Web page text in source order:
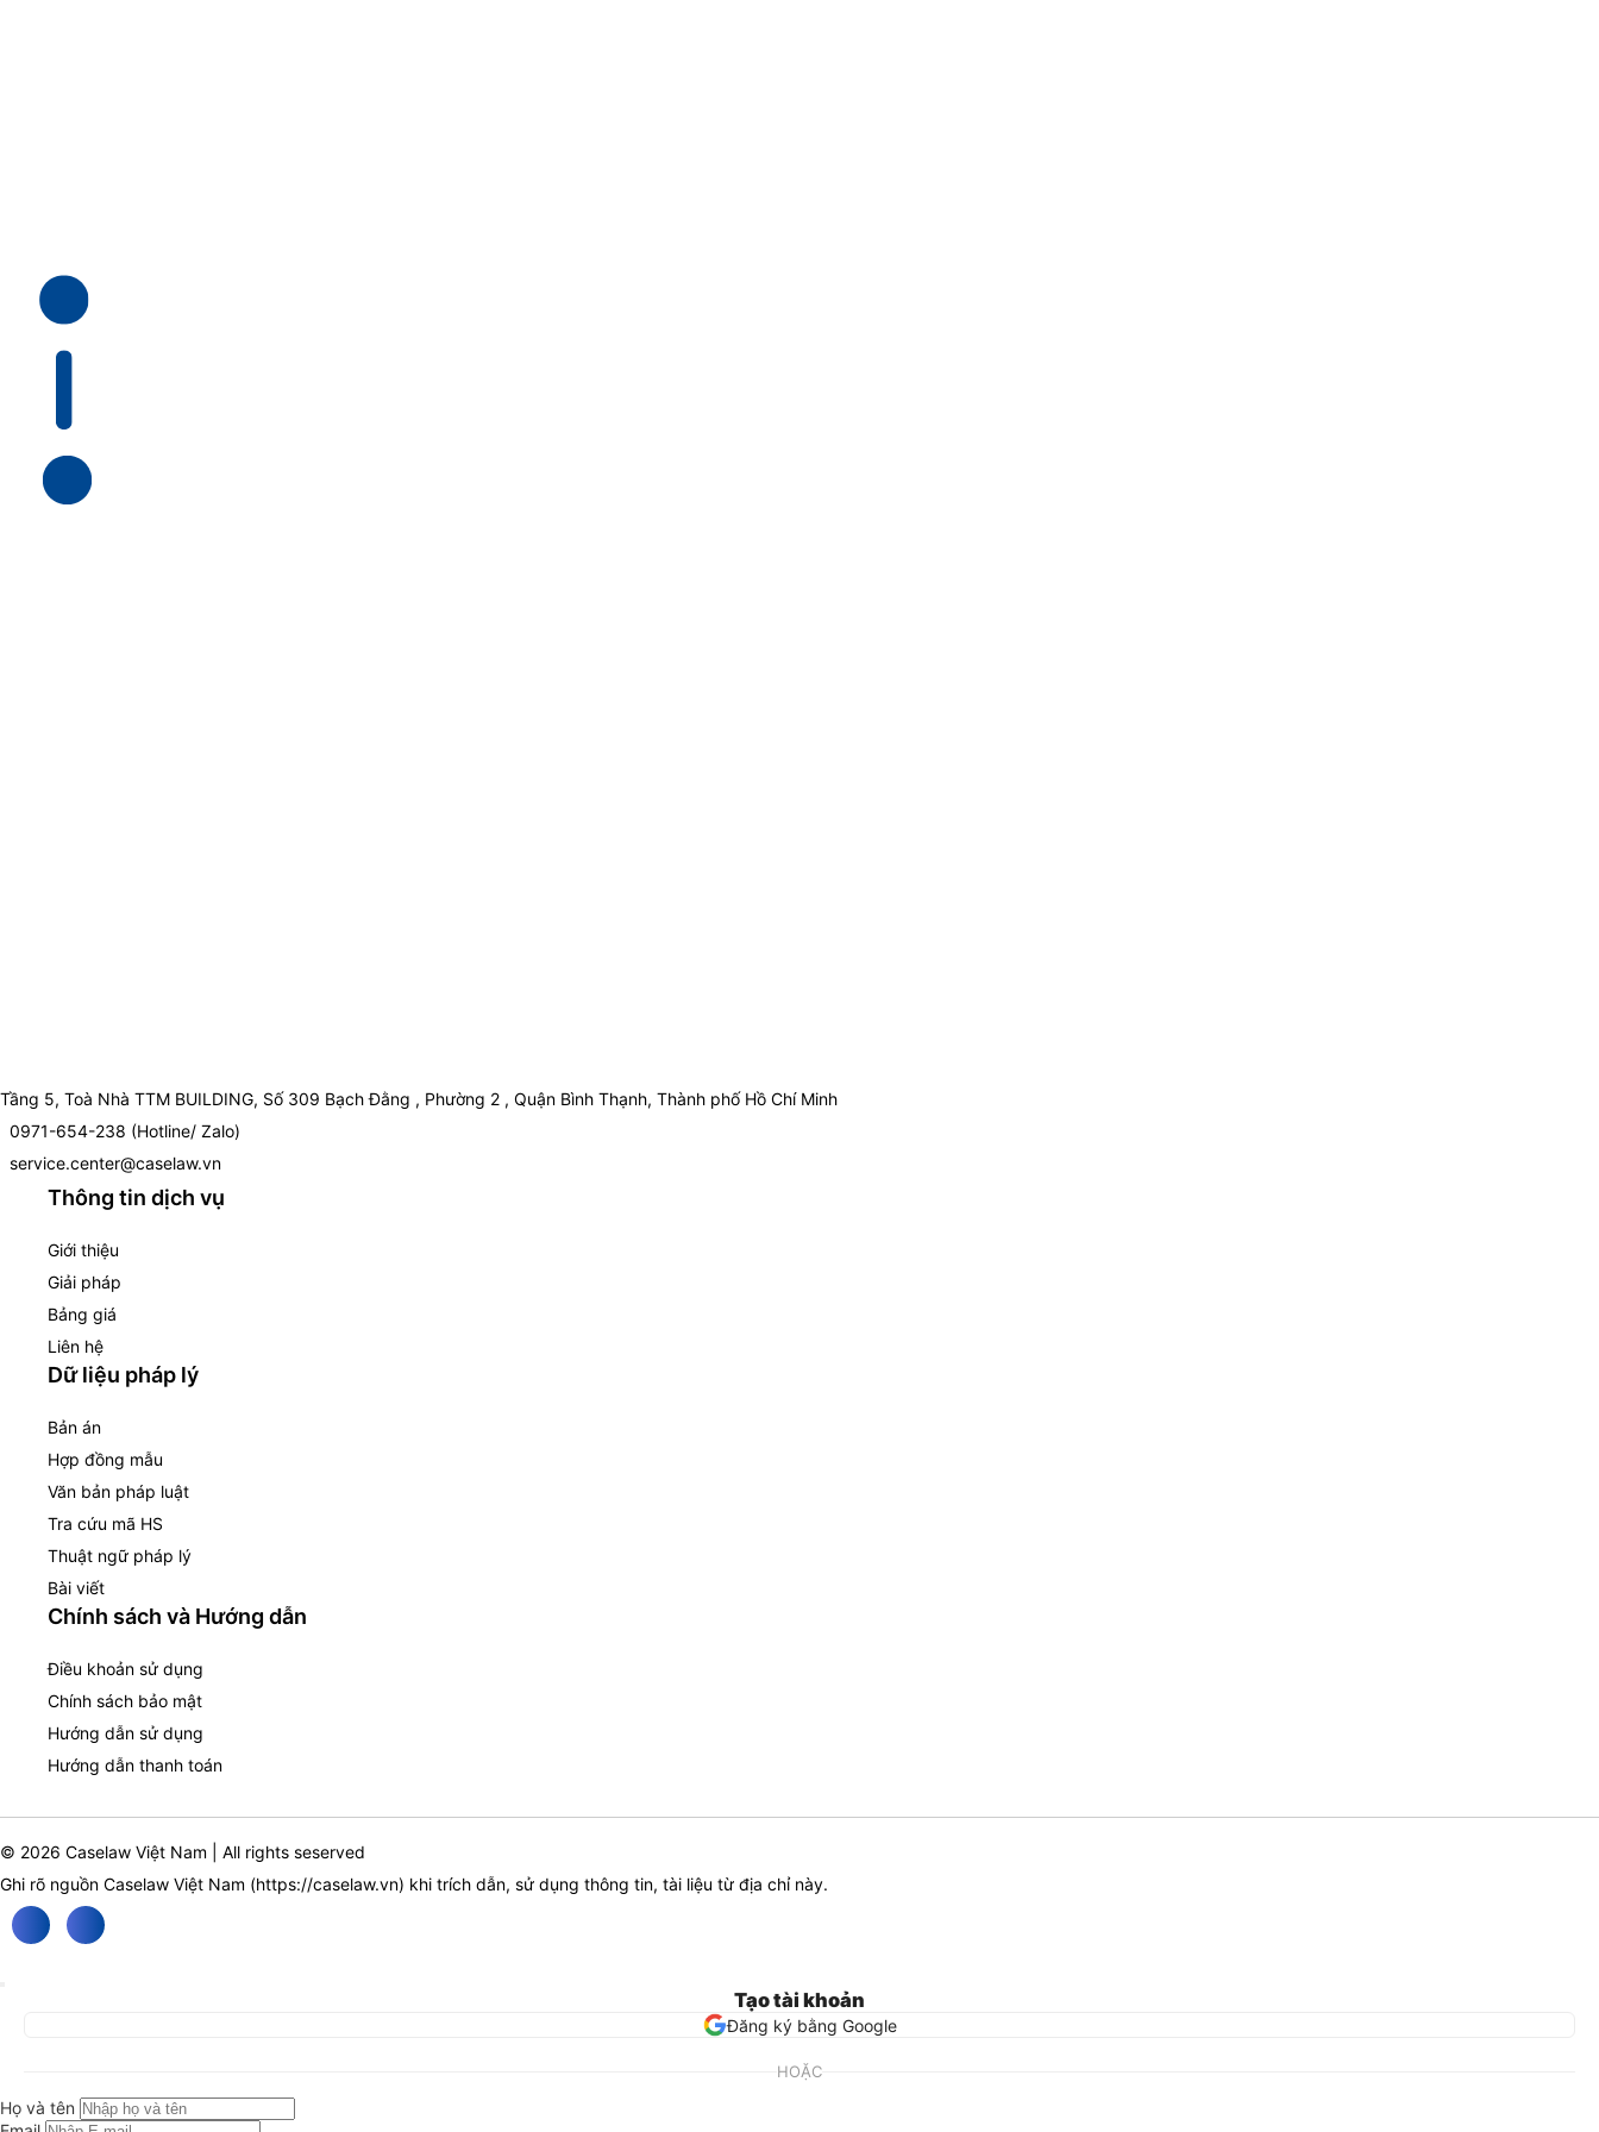
Tầng 5, Toà Nhà TTM BUILDING, Số 309 Bạch Đằng , Phường 2 , Quận Bình Thạnh, Thành phố Hồ Chí Minh
0971-654-238 (Hotline/ Zalo)
service.center@caselaw.vn
Thông tin dịch vụ
Giới thiệu
Giải pháp
Bảng giá
Liên hệ
Dữ liệu pháp lý
Bản án
Hợp đồng mẫu
Văn bản pháp luật
Tra cứu mã HS
Thuật ngữ pháp lý
Bài viết
Chính sách và Hướng dẫn
Điều khoản sử dụng
Chính sách bảo mật
Hướng dẫn sử dụng
Hướng dẫn thanh toán
© 2026 Caselaw Việt Nam | All rights seserved
Ghi rõ nguồn Caselaw Việt Nam (https://caselaw.vn) khi trích dẫn, sử dụng thông tin, tài liệu từ địa chỉ này.
Tạo tài khoản
Đăng ký bằng Google
HOẶC
Họ và tên